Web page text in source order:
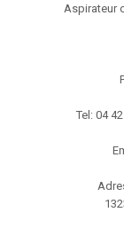
Aspirateur
Tel: 04